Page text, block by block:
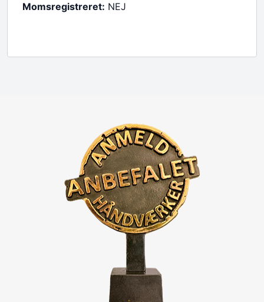
Momsregistreret: NEJ